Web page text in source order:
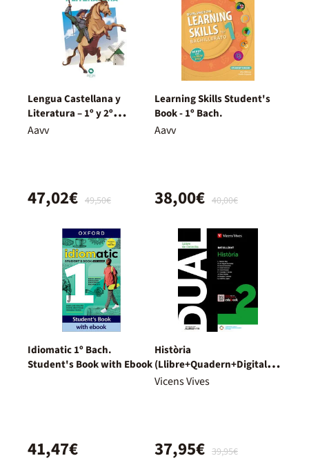
Lengua Castellana y
Literatura – 1º y 2º
Bachillerato – Nuevo
Aavv
49,50€
47,02€
Learning Skills Student's
Book - 1º Bach.
Aavv
40,00€
38,00€
Idiomatic 1º Bach.
Student's Book with Ebook
41,47€
Història
(Llibre+Quadern+Digital)
Dual
Vicens Vives
39,95€
37,95€